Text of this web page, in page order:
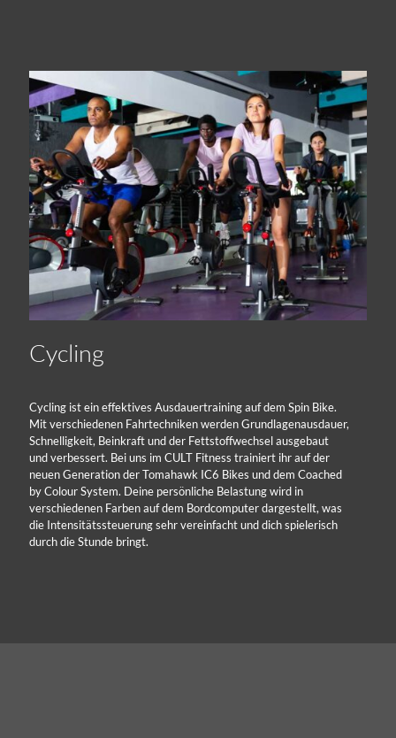
Cycling
Cycling ist ein effektives Ausdauertraining auf dem Spin Bike.
Mit verschiedenen Fahrtechniken werden Grundlagenausdauer,
Schnelligkeit, Beinkraft und der Fettstoffwechsel ausgebaut
und verbessert. Bei uns im CULT Fitness trainiert ihr auf der
neuen Generation der Tomahawk IC6 Bikes und dem Coached
by Colour System. Deine persönliche Belastung wird in
verschiedenen Farben auf dem Bordcomputer dargestellt, was
die Intensitätssteuerung sehr vereinfacht und dich spielerisch
durch die Stunde bringt.